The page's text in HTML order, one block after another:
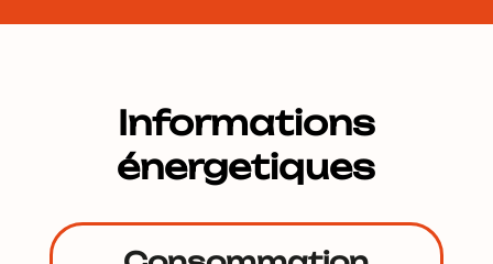
Informations
énergetiques